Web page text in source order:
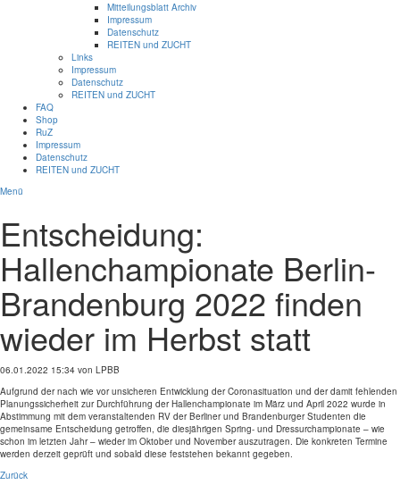
Mitteilungsblatt Archiv
Impressum
Datenschutz
REITEN und ZUCHT
Links
Impressum
Datenschutz
REITEN und ZUCHT
FAQ
Shop
RuZ
Impressum
Datenschutz
REITEN und ZUCHT
Menü
Entscheidung:
Hallenchampionate Berlin-
Brandenburg 2022 finden
wieder im Herbst statt
06.01.2022 15:34 von LPBB
Aufgrund der nach wie vor unsicheren Entwicklung der Coronasituation und der damit fehlenden
Planungssicherheit zur Durchführung der Hallenchampionate im März und April 2022 wurde in
Abstimmung mit dem veranstaltenden RV der Berliner und Brandenburger Studenten die
gemeinsame Entscheidung getroffen, die diesjährigen Spring- und Dressurchampionate – wie
schon im letzten Jahr – wieder im Oktober und November auszutragen. Die konkreten Termine
werden derzeit geprüft und sobald diese feststehen bekannt gegeben.
Zurück